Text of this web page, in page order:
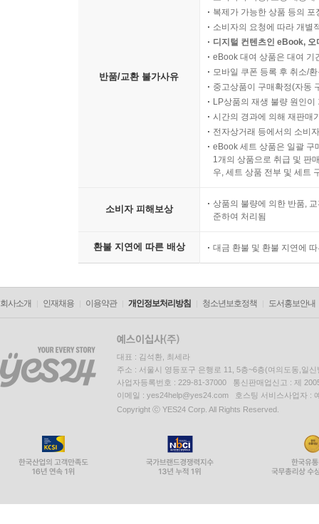
반품/교환 불가사유
복제가 가능한 상품 등의
소비자의 요청에 따라 개별
디지털 컨텐츠인 eBook,
eBook 대여 상품은 대여 기
모바일 쿠폰 등록 후 취소/
중고상품이 구매확정(자동
LP상품의 재생 불량 원인
시간의 경과에 의해 재판매
전자상거래 등에서의 소비
eBook 세트 상품은 일괄 구
1개의 상품으로 취급 및 판
우, 세트 상품 전부 및 세트
소비자 피해보상
상품의 불량에 의한 반품,
준하여 처리됨
환불 지연에 따른 배상 대금 환불 및 환불 지연에
회사소개 인재채용 이용약관 개인정보처리방침 청소년보호정책 도서홍보안내
대표 : 김석환, 최세라
주소 : 서울시 영등포구 은행로 11, 5층~6층(여의도동,일신
사업자등록번호 : 229-81-37000 통신판매업신고 : 제
이메일 : yes24help@yes24.com 호스팅 서비스사업자 :
Copyright ⓒ YES24 Corp. All Rights Reserved.